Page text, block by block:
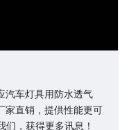
汽车灯具用防水透气
家直销，提供性能更可
，获得更多讯息！